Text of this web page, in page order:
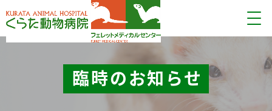
臨時のお知らせ